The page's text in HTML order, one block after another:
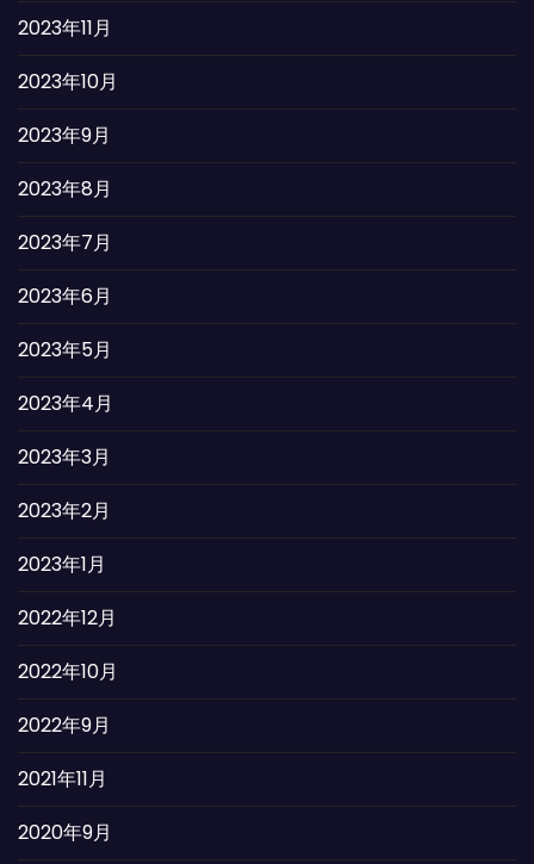
2023年11月
2023年10月
2023年9月
2023年8月
2023年7月
2023年6月
2023年5月
2023年4月
2023年3月
2023年2月
2023年1月
2022年12月
2022年10月
2022年9月
2021年11月
2020年9月